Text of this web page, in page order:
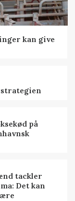
kan give
på
tackler
Det kan